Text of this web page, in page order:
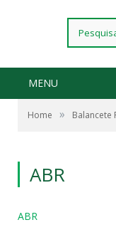
por:
MENU
Home » Balancete
ABR
ABR